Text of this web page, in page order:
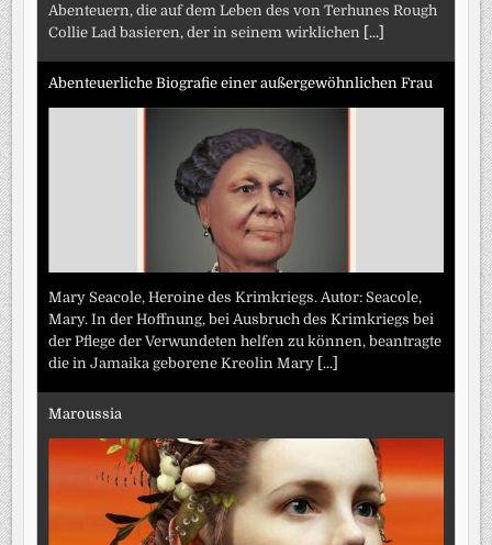
Abenteuern, die auf dem Leben des von Terhunes Rough
Collie Lad basieren, der in seinem wirklichen [...]
Abenteuerliche Biografie einer außergewöhnlichen Frau
Mary Seacole, Heroine des Krimkriegs. Autor: Seacole,
Mary. In der Hoffnung, bei Ausbruch des Krimkriegs bei
der Pflege der Verwundeten helfen zu können, beantragte
die in Jamaika geborene Kreolin Mary [...]
Maroussia